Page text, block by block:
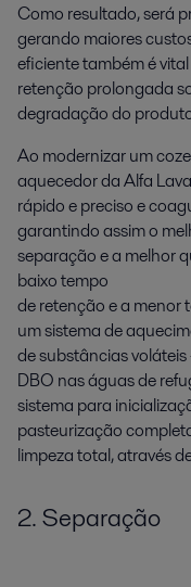
Como resultado, será
gerando maiores
eficiente também é
retenção prolongada
degradação do
Ao modernizar um
aquecedor da Alfa
rápido e preciso e
garantindo assim o
separação e a melhor
baixo tempo
de retenção e a menor
um sistema de
de substâncias
DBO nas águas de
sistema para
pasteurização
limpeza total, através
2. Separação